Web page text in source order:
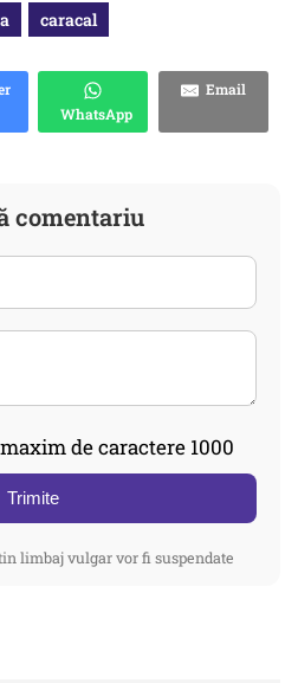
caracal
WhatsApp
Email
comentariu
de caractere 1000
Trimite
limbaj vulgar vor fi suspendate